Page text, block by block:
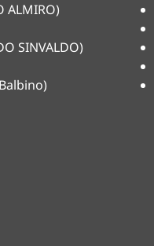
ALMIRO)
SINVALDO)